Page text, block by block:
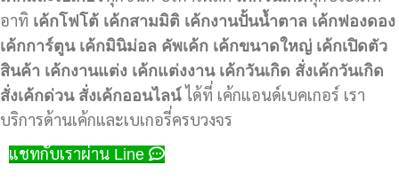
อาทิ เค้กโฟโต้ เค้กสามมิติ เค้กงานปั้นน้ำตาล เค้กฟองดอง
เค้กการ์ตูน เค้กมินิม่อล คัพเค้ก เค้กขนาดใหญ่ เค้กเปิดตัว
สินค้า เค้กงานแต่ง เค้กแต่งงาน เค้กวันเกิด สั่งเค้กวันเกิด
สั่งเค้กด่วน สั่งเค้กออนไลน์ได้ที่ เค้กแอนด์เบคเกอร์ เรา
บริการด้านเค้กและเบเกอรี่ครบวงจร
แชทกับเราผ่าน Line